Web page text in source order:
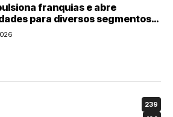
franquias e abre
para diversos segmentos
239